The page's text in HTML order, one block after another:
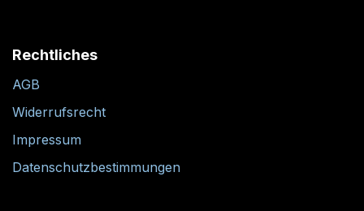
Rechtliches
AGB
Widerrufsrecht
Impressum
Datenschutzbestimmungen